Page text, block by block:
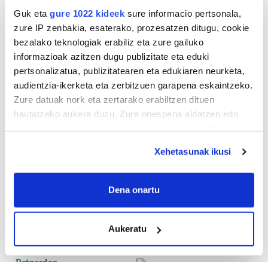
Guk eta gure 1022 kideek sure informacio pertsonala,
zure IP zenbakia, esaterako, prozesatzen ditugu, cookie
bezalako teknologiak erabiliz eta zure gailuko
informazioak azitzen dugu publizitate eta eduki
pertsonalizatua, publizitatearen eta edukiaren neurketa,
audientzia-ikerketa eta zerbitzuen garapena eskaintzeko.
Zure datuak nork eta zertarako erabiltzen dituen
hautatzeko aukera duzu. Zure onespena aldatzen edo
If you allow, we would also like to:
Collect information about your geographical
Identify your device by actively scanning it for
specific characteristics (fingerprinting)
Xehetasunak ikusi
Dena onartu
Aukeratu